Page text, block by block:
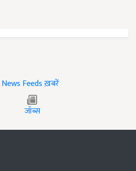
ख़बरें
जॉब्स